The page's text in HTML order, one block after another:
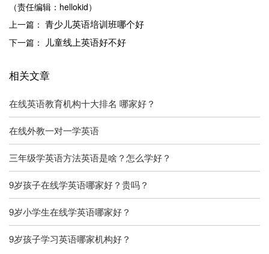
（责任编辑：hellokid）
上一篇： 青少儿英语培训班哪个好
下一篇： 儿童线上英语好不好
相关文章
在线英语教育机构十大排名 哪家好？
在线外教一对一学英语
三年级学英语方法英语是啥？怎么学好？
9岁孩子在线学英语哪家好？贵吗？
9岁小学生在线学英语哪家好？
9岁孩子学习英语哪家机构好？